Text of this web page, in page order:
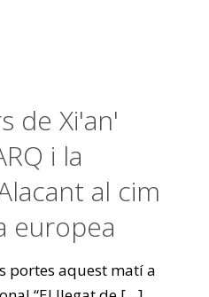
de Xi'an'
i la
al cim
europea
portes aquest matí a